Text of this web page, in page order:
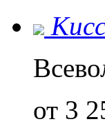
от 3